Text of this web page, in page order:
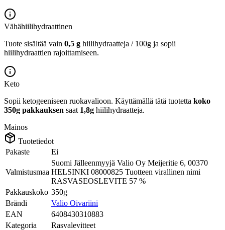
Vähähiilihydraattinen
Tuote sisältää vain 0,5 g hiilihydraatteja / 100g ja sopii
hiilihydraattien rajoittamiseen.
Keto
Sopii ketogeeniseen ruokavalioon. Käyttämällä tätä tuotetta koko
350g pakkauksen saat 1,8g hiilihydraatteja.
Mainos
Tuotetiedot
Pakaste
Ei
Valmistusmaa
Suomi Jälleenmyyjä Valio Oy Meijeritie 6, 00370
HELSINKI 08000825 Tuotteen virallinen nimi
RASVASEOSLEVITE 57 %
Pakkauskoko 350g
Brändi
Valio Oivariini
EAN
6408430310883
Kategoria
Rasvalevitteet